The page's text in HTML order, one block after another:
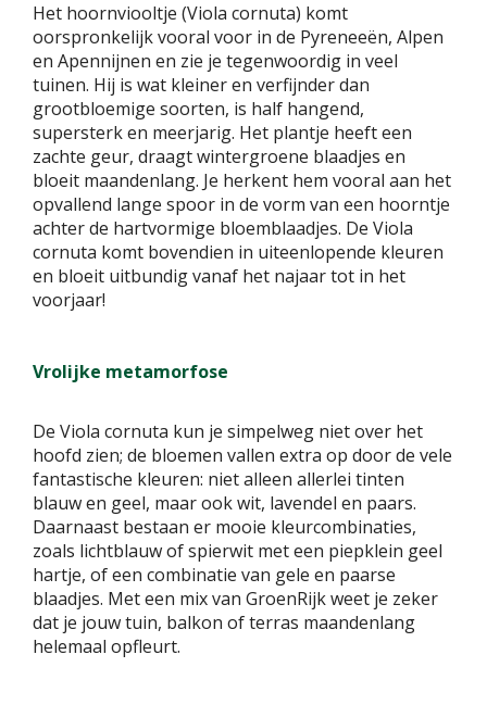
Het hoornviooltje (Viola cornuta) komt
oorspronkelijk vooral voor in de Pyreneeën, Alpen
en Apennijnen en zie je tegenwoordig in veel
tuinen. Hij is wat kleiner en verfijnder dan
grootbloemige soorten, is half hangend,
supersterk en meerjarig. Het plantje heeft een
zachte geur, draagt wintergroene blaadjes en
bloeit maandenlang. Je herkent hem vooral aan het
opvallend lange spoor in de vorm van een hoorntje
achter de hartvormige bloemblaadjes. De Viola
cornuta komt bovendien in uiteenlopende kleuren
en bloeit uitbundig vanaf het najaar tot in het
voorjaar!
Vrolijke metamorfose
De Viola cornuta kun je simpelweg niet over het
hoofd zien; de bloemen vallen extra op door de vele
fantastische kleuren: niet alleen allerlei tinten
blauw en geel, maar ook wit, lavendel en paars.
Daarnaast bestaan er mooie kleurcombinaties,
zoals lichtblauw of spierwit met een piepklein geel
hartje, of een combinatie van gele en paarse
blaadjes. Met een mix van GroenRijk weet je zeker
dat je jouw tuin, balkon of terras maandenlang
helemaal opfleurt.